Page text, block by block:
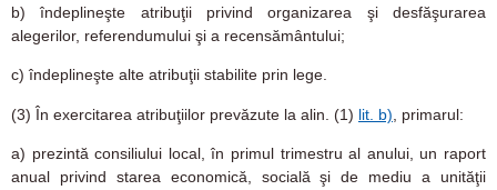
b) îndeplineşte atribuţii privind organizarea şi desfăşurarea
alegerilor, referendumului şi a recensământului;
c) îndeplineşte alte atribuţii stabilite prin lege.
(3) În exercitarea atribuţiilor prevăzute la alin. (1) lit. b) , primarul:
a) prezintă consiliului local, în primul trimestru al anului, un raport
anual privind starea economică, socială şi de mediu a unităţii